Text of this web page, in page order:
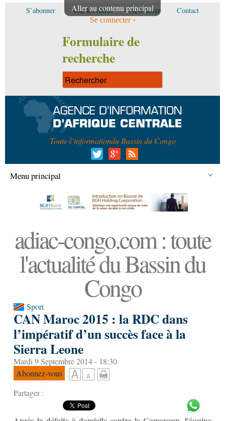
Aller au contenu principal
S’abonner Voir les offres Newsletter Contact
Se connecter
Formulaire de
recherche
Toute l’informationdu Bassin du Congo
Menu principal
adiac-congo.com : toute
l'actualité du Bassin du
Congo
Sport
CAN Maroc 2015 : la RDC dans
l’impératif d’un succès face à la
Sierra Leone
Mardi 9 Septembre 2014 - 18:30
Abonnez-vous
Partager :